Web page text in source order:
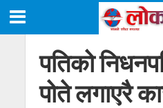
पतिको
पोते लगाएरै